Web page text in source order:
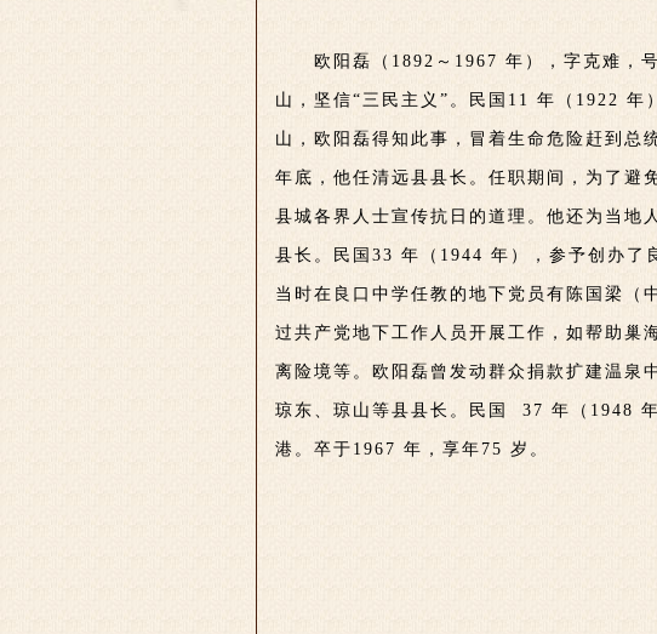
欧阳磊（1892～1967 年），字克难，
山，坚信“三民主义”。民国11 年（1922
山，欧阳磊得知此事，冒着生命危险赶到
年底，他任清远县县长。任职期间，为了避
县城各界人士宣传抗日的道理。他还为当
县长。民国33 年（1944 年），参予创办了
当时在良口中学任教的地下党员有陈国梁（
过共产党地下工作人员开展工作，如帮助巢
离险境等。欧阳磊曾发动群众捐款扩建温泉
琼东、琼山等县县长。民国 37 年（1948
港。卒于1967 年，享年75 岁。